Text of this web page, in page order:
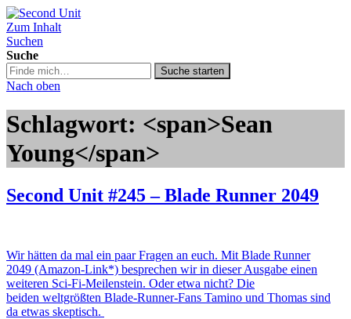
Second Unit
Zum Inhalt
Suchen
Suche
Suche
in
podcast.de/
Suche starten
Nach oben
Schlagwort: <span>Sean
Young</span>
Second Unit #245 – Blade Runner 2049
Wir hätten da mal ein paar Fragen an euch. Mit Blade Runner
2049 (Amazon-Link*) besprechen wir in dieser Ausgabe einen
weiteren Sci-Fi-Meilenstein. Oder etwa nicht? Die
beiden weltgrößten Blade-Runner-Fans Tamino und Thomas sind
da etwas skeptisch.